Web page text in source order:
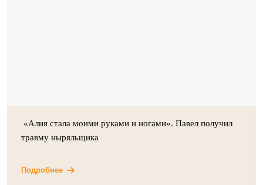
«Алия стала моими руками и ногами». Павел получил
травму ныряльщика
Подробнее